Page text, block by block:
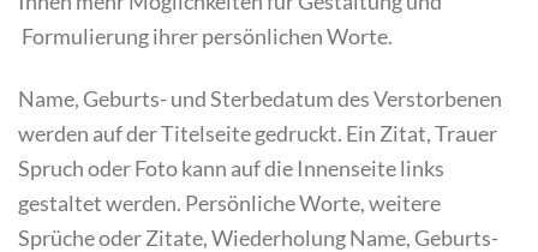
Formulierung ihrer persönlichen Worte.
Name, Geburts- und Sterbedatum des Verstorbenen
werden auf der Titelseite gedruckt. Ein Zitat, Trauer
Spruch oder Foto kann auf die Innenseite links
gestaltet werden. Persönliche Worte, weitere
Sprüche oder Zitate, Wiederholung Name, Geburts-